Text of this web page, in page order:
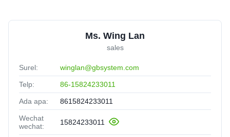
Ms. Wing Lan
sales
Surel: winglan@gbsystem.com
Telp: 86-15824233011
Ada apa: 8615824233011
Wechat
wechat:
15824233011